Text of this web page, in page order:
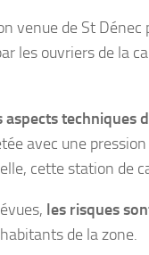
venue de St
les ouvriers de la
techniques
avec une
cette station de
les risques
de la zone.